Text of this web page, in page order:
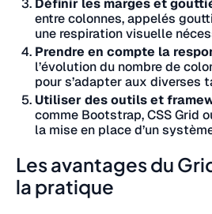
Définir les marges et
entre colonnes, appelés
une respiration visuelle
Prendre en compte la
l’évolution du nombre de
pour s’adapter aux diverses
Utiliser des outils et
comme Bootstrap, CSS Grid
la mise en place d’un
Les avantages du
la pratique